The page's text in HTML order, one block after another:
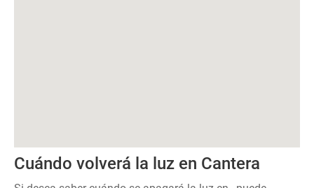
Cuándo volverá la luz en Cantera